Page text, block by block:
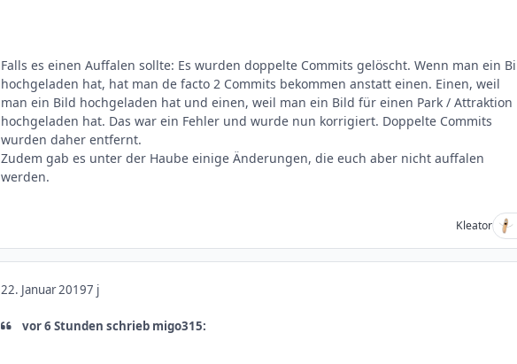
Falls es einen Auffalen sollte: Es wurden doppelte Commits gelöscht. Wenn man ein
hochgeladen hat, hat man de facto 2 Commits bekommen anstatt einen. Einen, weil
man ein Bild hochgeladen hat und einen, weil man ein Bild für einen Park / Attraktion
hochgeladen hat. Das war ein Fehler und wurde nun korrigiert. Doppelte Commits
wurden daher entfernt.
Zudem gab es unter der Haube einige Änderungen, die euch aber nicht auffalen
werden.
Kleator
22. Januar 20197 j
vor 6 Stunden schrieb migo315: